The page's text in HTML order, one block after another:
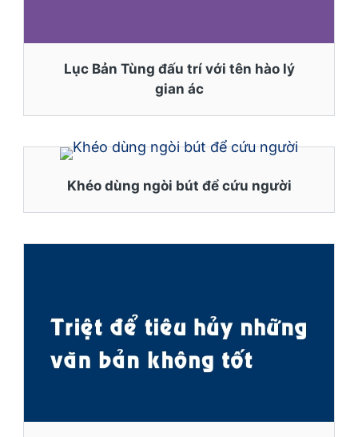
Lục Bản Tùng đấu trí với tên hào lý
gian ác
Khéo dùng ngòi bút để cứu người